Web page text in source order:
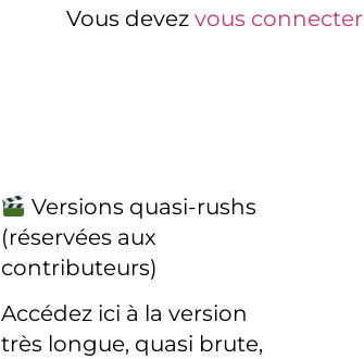
Vous devez vous connecter
Versions quasi-rushs
(réservées aux
contributeurs)
Accédez ici à la version
très longue, quasi brute,